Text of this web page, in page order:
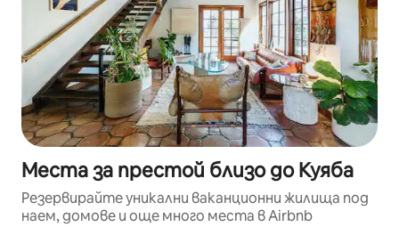
Места за престой близо до Куяба
Резервирайте уникални ваканционни жилища под
наем, домове и още много места в Airbnb